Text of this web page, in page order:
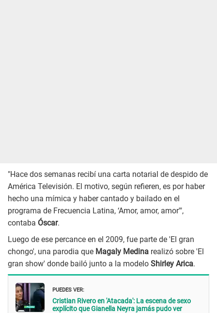
"Hace dos semanas recibí una carta notarial de despido de
América Televisión. El motivo, según refieren, es por haber
hecho una mímica y haber cantado y bailado en el
programa de Frecuencia Latina, ‘Amor, amor, amor'",
contaba Óscar.
Luego de ese percance en el 2009, fue parte de 'El gran
chongo', una parodia que Magaly Medina realizó sobre 'El
gran show' donde bailó junto a la modelo Shirley Arica.
PUEDES VER:
Cristian Rivero en 'Atacada': La escena de sexo
explícito que Gianella Neyra jamás pudo ver